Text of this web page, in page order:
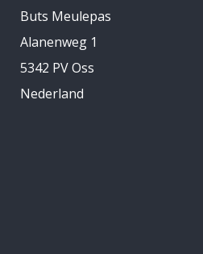
Buts Meulepas
Alanenweg 1
5342 PV Oss
Nederland